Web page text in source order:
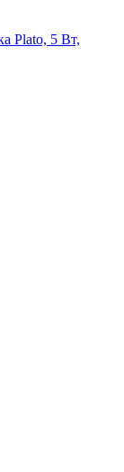
Plato, 5 Вт,